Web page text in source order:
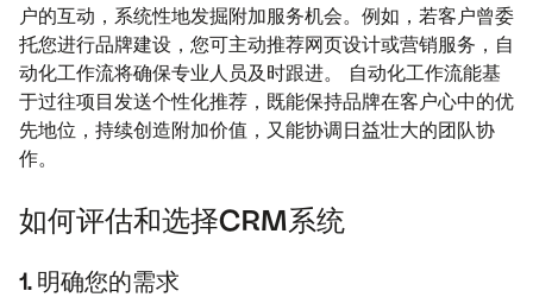
户的互动，系统性地发掘附加服务机会。例如，若客户曾委
托您进行品牌建设，您可主动推荐网页设计或营销服务，自
动化工作流将确保专业人员及时跟进。 自动化工作流能基
于过往项目发送个性化推荐，既能保持品牌在客户心中的优
先地位，持续创造附加价值，又能协调日益壮大的团队协
作。
如何评估和选择CRM系统
1. 明确您的需求